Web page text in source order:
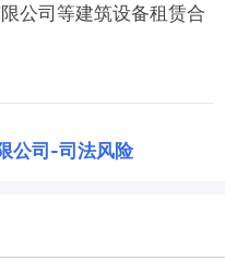
公司等建筑设备租赁合
公司 -司法风险